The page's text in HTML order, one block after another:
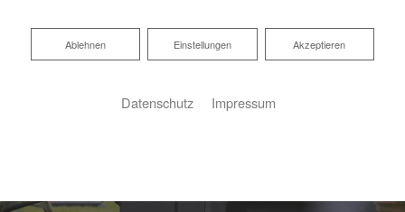
Akzeptieren
Einstellungen
Ablehnen
Ablehnen
Datenschutz Impressum